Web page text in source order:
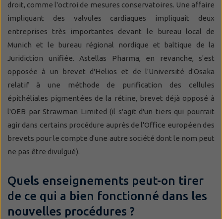
droit, comme l'octroi de mesures conservatoires. Une affaire
impliquant des valvules cardiaques impliquait deux
entreprises très importantes devant le bureau local de
Munich et le bureau régional nordique et baltique de la
Juridiction unifiée. Astellas Pharma, en revanche, s'est
opposée à un brevet d'Helios et de l'Université d'Osaka
relatif à une méthode de purification des cellules
épithéliales pigmentées de la rétine, brevet déjà opposé à
l'OEB par Strawman Limited (il s'agit d'un tiers qui pourrait
agir dans certains procédure auprès de l'Office européen des
brevets pour le compte d'une autre société dont le nom peut
ne pas être divulgué).
Quels enseignements peut-on tirer
de ce qui a bien fonctionné dans les
nouvelles procédures ?